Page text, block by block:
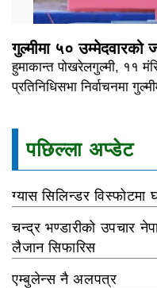
गुल्मीमा ५०
हुमाकान्त पोखरेलगुल्मी, ११
प्रतिनिधिसभा निर्वाचनमा
पछिल्ला अप्डेट
ग्यास सिलिन्डर विस्फोटमा
चन्द्र भण्डारीको उपचार
लैजान सिफारिस
एम्बुलेन्स नै अलपत्र